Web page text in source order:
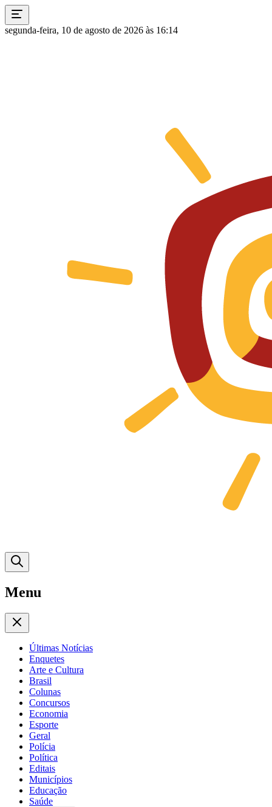
segunda-feira, 10 de agosto de 2026 às 16:14
Menu
Últimas Notícias
Enquetes
Arte e Cultura
Brasil
Colunas
Concursos
Economia
Esporte
Geral
Polícia
Política
Editais
Municípios
Educação
Saúde